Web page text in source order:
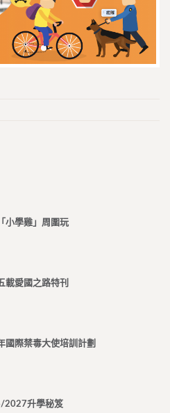
小學雞」周圍玩
載愛國之路特刊
國際禁毒大使培訓計劃
2027升學秘笈